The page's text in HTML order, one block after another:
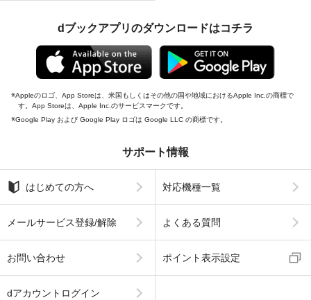
dブックアプリのダウンロードはコチラ
Appleのロゴ、App Storeは、米国もしくはその他の国や地域におけるApple Inc.の商標で
す。App Storeは、Apple Inc.のサービスマークです。
Google Play および Google Play ロゴは Google LLC の商標です。
サポート情報
はじめての方へ 対応機種一覧
メールサービス登録/解除 よくある質問
お問い合わせ ポイント表示設定
dアカウントログイン